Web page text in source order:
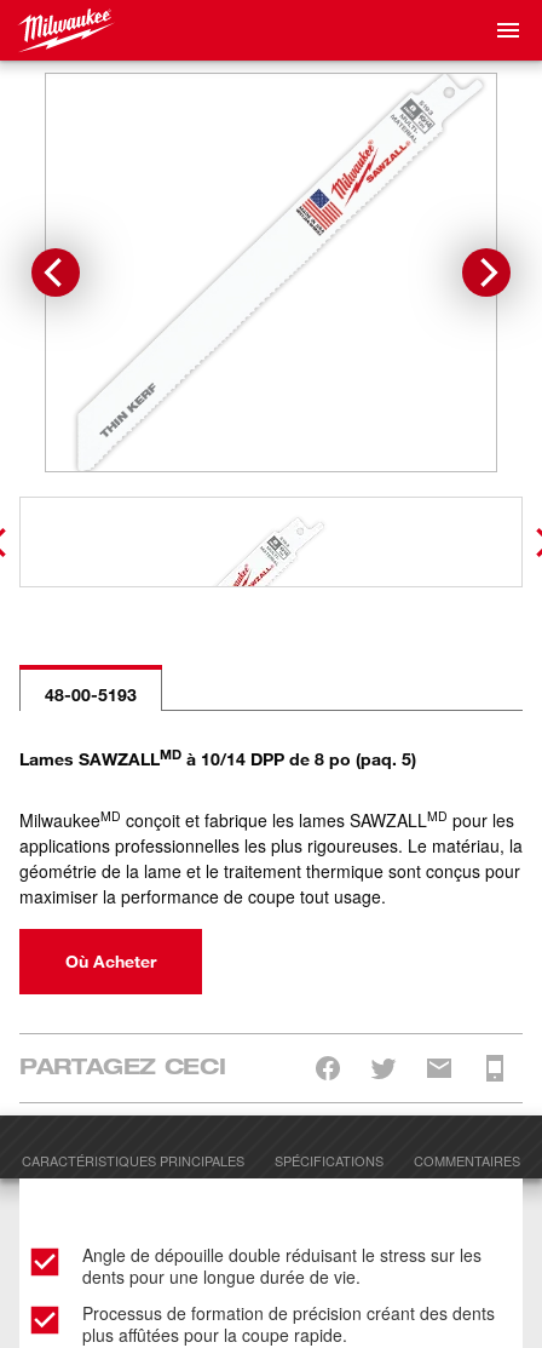
48-00-5193
Lames SAWZALLMD à 10/14 DPP de 8 po (paq. 5)
MilwaukeeMD conçoit et fabrique les lames SAWZALLMD pour les
applications professionnelles les plus rigoureuses. Le matériau, la
géométrie de la lame et le traitement thermique sont conçus pour
maximiser la performance de coupe tout usage.
Où Acheter
PARTAGEZ CECI
CARACTÉRISTIQUES PRINCIPALES SPÉCIFICATIONS COMMENTAIRES
Angle de dépouille double réduisant le stress sur les
dents pour une longue durée de vie.
Processus de formation de précision créant des dents
plus affûtées pour la coupe rapide.